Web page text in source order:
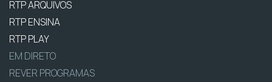
RTP ARQUIVOS
RTP ENSINA
RTP PLAY
EM DIRETO
REVER PROGRAMAS